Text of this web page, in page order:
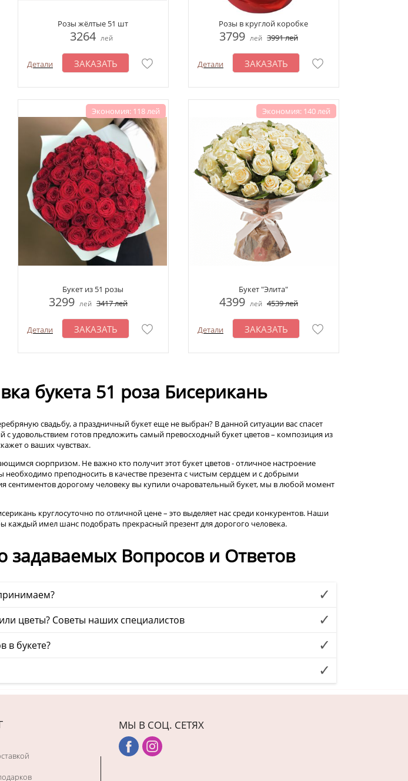
Розы жёлтые 51 шт
3264 лей
Детали ЗАКАЗАТЬ
Розы в круглой коробке
3799 лей 3991лей
Детали ЗАКАЗАТЬ
Экономия: 118 лей
Букет из 51 розы
3299 лей 3417лей
Детали ЗАКАЗАТЬ
Экономия: 140 лей
Букет "Элита"
4399 лей 4539лей
Детали ЗАКАЗАТЬ
букета 51 роза Бисерикань
свадьбу, а праздничный букет еще не выбран? В данной ситуации вас спасет
с удовольствием готов предложить самый превосходный букет цветов – композиция из
о ваших чувствах.
сюрпризом. Не важно кто получит этот букет цветов - отличное настроение
преподносить в качестве презента с чистым сердцем и с добрыми
сентиментов дорогому человеку вы купили очаровательный букет, мы в любой момент
круглосуточно по отличной цене – это выделяет нас среди конкурентов. Наши
каждый имел шанс подобрать прекрасный презент для дорогого человека.
задаваемых Вопросов и Ответов
цветы? Советы наших специалистов
в букете?
МЫ В СОЦ. СЕТЯХ